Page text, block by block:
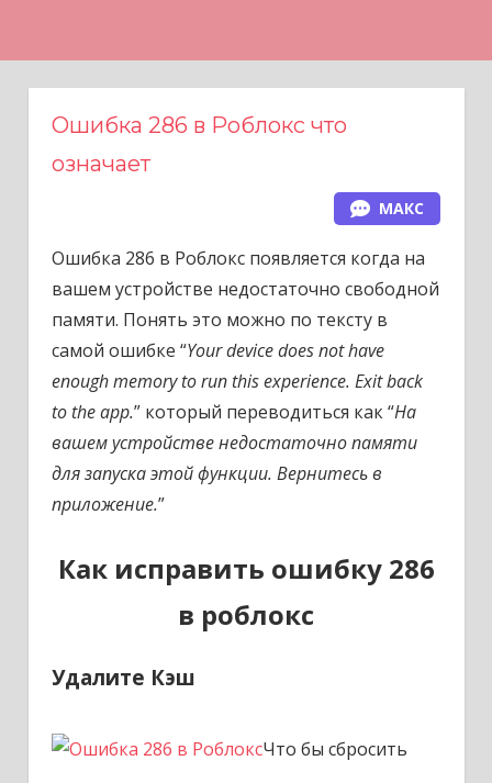
Ошибка 286 в Роблокс что
означает
МАКС
Ошибка 286 в Роблокс появляется когда на
вашем устройстве недостаточно свободной
памяти. Понять это можно по тексту в
самой ошибке “Your device does not have
enough memory to run this experience. Exit back
to the app.” который переводиться как “На
вашем устройстве недостаточно памяти
для запуска этой функции. Вернитесь в
приложение.”
Как исправить ошибку 286
в роблокс
Удалите Кэш
Что бы сбросить